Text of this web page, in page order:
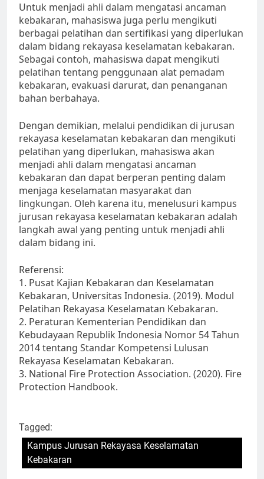
Untuk menjadi ahli dalam mengatasi ancaman
kebakaran, mahasiswa juga perlu mengikuti
berbagai pelatihan dan sertifikasi yang diperlukan
dalam bidang rekayasa keselamatan kebakaran.
Sebagai contoh, mahasiswa dapat mengikuti
pelatihan tentang penggunaan alat pemadam
kebakaran, evakuasi darurat, dan penanganan
bahan berbahaya.
Dengan demikian, melalui pendidikan di jurusan
rekayasa keselamatan kebakaran dan mengikuti
pelatihan yang diperlukan, mahasiswa akan
menjadi ahli dalam mengatasi ancaman
kebakaran dan dapat berperan penting dalam
menjaga keselamatan masyarakat dan
lingkungan. Oleh karena itu, menelusuri kampus
jurusan rekayasa keselamatan kebakaran adalah
langkah awal yang penting untuk menjadi ahli
dalam bidang ini.
Referensi:
1. Pusat Kajian Kebakaran dan Keselamatan
Kebakaran, Universitas Indonesia. (2019). Modul
Pelatihan Rekayasa Keselamatan Kebakaran.
2. Peraturan Kementerian Pendidikan dan
Kebudayaan Republik Indonesia Nomor 54 Tahun
2014 tentang Standar Kompetensi Lulusan
Rekayasa Keselamatan Kebakaran.
3. National Fire Protection Association. (2020). Fire
Protection Handbook.
Tagged:
Kampus Jurusan Rekayasa Keselamatan
Kebakaran